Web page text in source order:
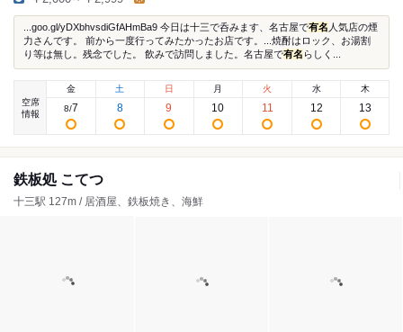
...goo.gl/yDXbhvsdiGfAHmBa9 今日は十三で呑みます、名古屋で有名 人気店の煙
力さんです。 前から一度行ってみたかったお店です。...焼酎はロック、お湯割
り等は無し。残念でした。 飲みで訪問しました。名古屋で有名 らしく...
空席
情報
金
8/7
土
8
日
9
月
10
火
11
水
12
木
13
鉄板処 こてつ
十三駅 127m / 居酒屋、鉄板焼き、海鮮